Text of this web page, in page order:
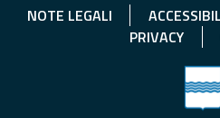
NOTE LEGALI
PRIVACY